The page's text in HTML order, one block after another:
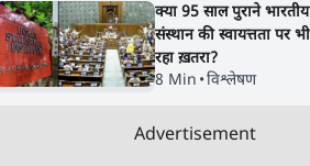
क्या 95 साल पुराने
संस्थान की स्वायत्तता पर
रहा ख़तरा?
8 Min •विश्लेषण
Advertisement